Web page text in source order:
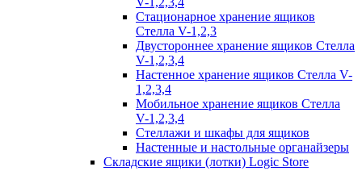
Стационарное хранение ящиков
Стелла V-1,2,3
Двустороннее хранение ящиков Стелла
V-1,2,3,4
Настенное хранение ящиков Стелла V-
1,2,3,4
Мобильное хранение ящиков Стелла
V-1,2,3,4
Стеллажи и шкафы для ящиков
Настенные и настольные органайзеры
Складские ящики (лотки) Logiс Store